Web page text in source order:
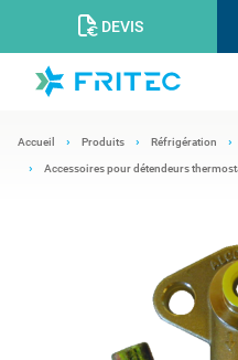
DEVIS
Accueil Produits Réfrigération
Accessoires pour détendeurs